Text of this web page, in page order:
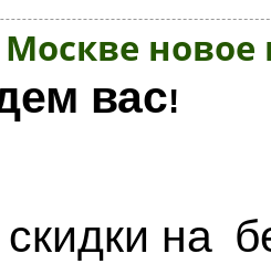
вас!
на